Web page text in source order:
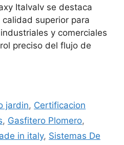
Italvalv se destaca
superior para
y comerciales
preciso del flujo de
jardin, Certificacion
, Gasfitero Plomero,
in italy, Sistemas De